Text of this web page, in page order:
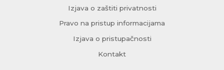
Izjava o zaštiti privatnosti
Pravo na pristup informacijama
Izjava o pristupačnosti
Kontakt